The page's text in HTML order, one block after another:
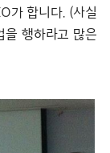
가 합니다. (사실
행하라고 많은